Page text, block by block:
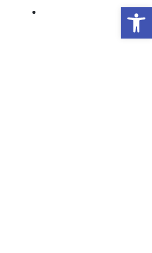
פתח סרגל נגישות